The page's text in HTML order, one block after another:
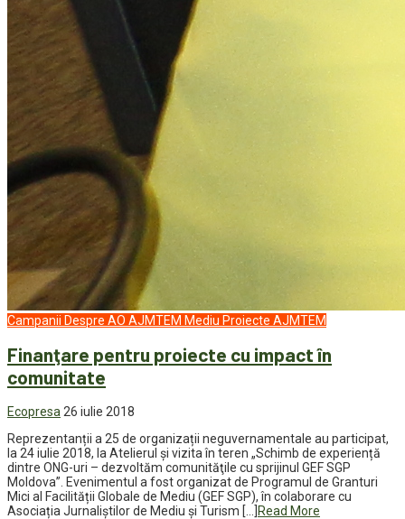
Campanii Despre AO AJMTEM Mediu Proiecte AJMTEM
Finanţare pentru proiecte cu impact în
comunitate
Ecopresa 26 iulie 2018
Reprezentanții a 25 de organizații neguvernamentale au participat,
la 24 iulie 2018, la Atelierul şi vizita în teren „Schimb de experiență
dintre ONG-uri – dezvoltăm comunităţile cu sprijinul GEF SGP
Moldova”. Evenimentul a fost organizat de Programul de Granturi
Mici al Facilității Globale de Mediu (GEF SGP), în colaborare cu
Asociația Jurnaliștilor de Mediu și Turism […]Read More